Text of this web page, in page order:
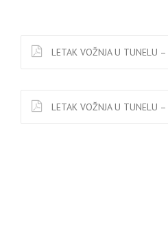
LETAK VOŽNJA U TUNELU
LETAK VOŽNJA U TUNELU